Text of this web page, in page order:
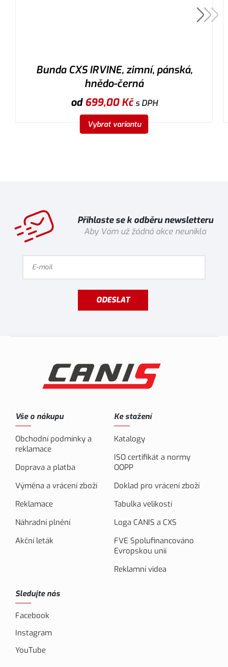
Bunda CXS IRVINE, zimní, pánská,
hnědo-černá
od699,00Kčs DPH
Vybrat variantu
Přihlaste se k odběru newsletteru
Aby Vám už žádná akce neunikla
ODESLAT
Vše o nákupu
Obchodní podmínky a
reklamace
Doprava a platba
Výměna a vrácení zboží
Reklamace
Náhradní plnění
Akční leták
Ke stažení
Katalogy
ISO certifikát a normy
OOPP
Doklad pro vrácení zboží
Tabulka velikostí
Loga CANIS a CXS
FVE Spolufinancováno
Evropskou unií
Reklamní videa
Sledujte nás
Facebook
Instagram
YouTube